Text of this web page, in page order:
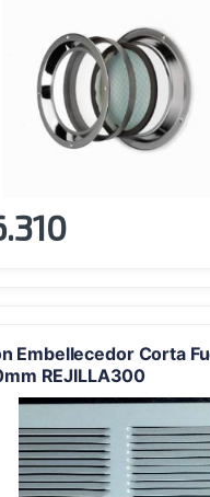
Embellecedor Corta
REJILLA300